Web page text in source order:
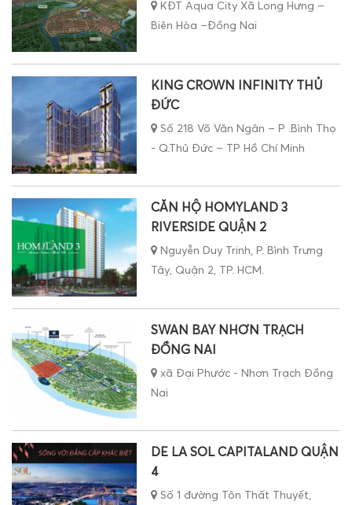
KĐT Aqua City Xã Long Hưng –
Biên Hòa –Đồng Nai
KING CROWN INFINITY THỦ
ĐỨC
Số 218 Võ Văn Ngân – P .Bình Thọ
- Q.Thủ Đức – TP Hồ Chí Minh
CĂN HỘ HOMYLAND 3
RIVERSIDE QUẬN 2
Nguyễn Duy Trinh, P. Bình Trưng
Tây, Quận 2, TP. HCM.
SWAN BAY NHƠN TRẠCH
ĐỒNG NAI
xã Đại Phước - Nhơn Trạch Đồng
Nai
DE LA SOL CAPITALAND QUẬN
4
Số 1 đường Tôn Thất Thuyết,